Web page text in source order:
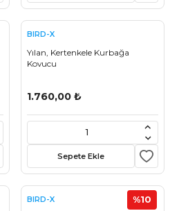
BIRD-X
Yılan, Kertenkele Kurbağa
Kovucu
1.760,00 ₺
Sepete Ekle
BIRD-X %10